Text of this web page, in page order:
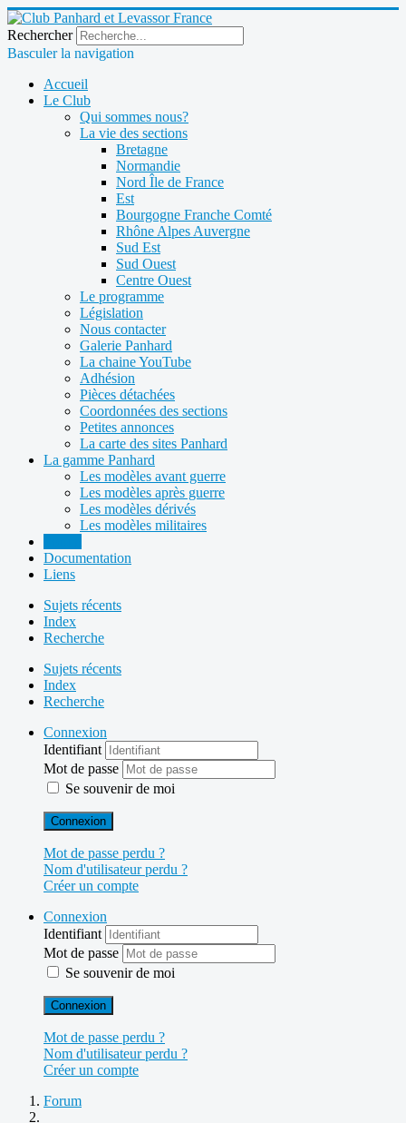
Rechercher
Basculer la navigation
Accueil
Le Club
Qui sommes nous?
La vie des sections
Bretagne
Normandie
Nord Île de France
Est
Bourgogne Franche Comté
Rhône Alpes Auvergne
Sud Est
Sud Ouest
Centre Ouest
Le programme
Législation
Nous contacter
Galerie Panhard
La chaine YouTube
Adhésion
Pièces détachées
Coordonnées des sections
Petites annonces
La carte des sites Panhard
La gamme Panhard
Les modèles avant guerre
Les modèles après guerre
Les modèles dérivés
Les modèles militaires
Documentation
Liens
Sujets récents
Index
Recherche
Sujets récents
Index
Recherche
Connexion
Identifiant
Mot de passe
Se souvenir de moi
Connexion
Mot de passe perdu ?
Nom d'utilisateur perdu ?
Créer un compte
Connexion
Identifiant
Mot de passe
Se souvenir de moi
Connexion
Mot de passe perdu ?
Nom d'utilisateur perdu ?
Créer un compte
Forum